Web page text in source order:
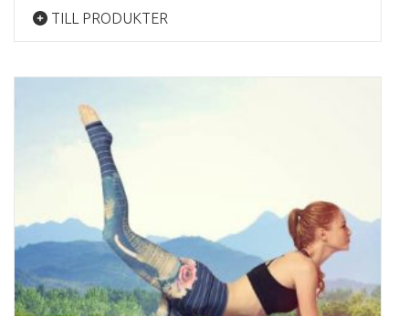
TILL PRODUKTER